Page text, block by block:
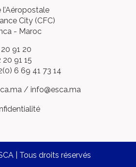
City (CFC)
- Maroc
91 20
20 91 15
6 69 41 73 14
/ info@esca.ma
| Tous droits réservés